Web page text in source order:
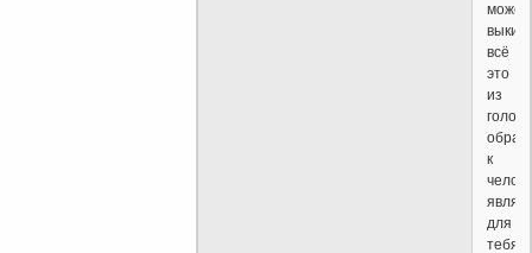
всё
это
из
к
для
тебя